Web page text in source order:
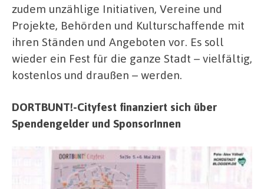
zudem unzählige Initiativen, Vereine und
Projekte, Behörden und Kulturschaffende mit
ihren Ständen und Angeboten vor. Es soll
wieder ein Fest für die ganze Stadt – vielfältig,
kostenlos und draußen – werden.
DORTBUNT!-Cityfest finanziert sich über
Spendengelder und SponsorInnen